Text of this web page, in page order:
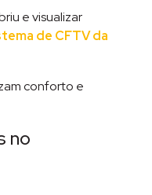
e visualizar
de CFTV da
conforto e
no